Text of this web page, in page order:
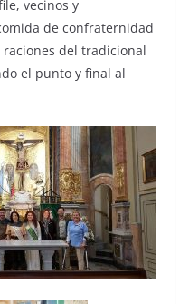
vecinos y
de confraternidad
del tradicional
el punto y final al